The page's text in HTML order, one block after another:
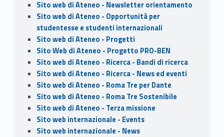
Sito web di Ateneo - Newsletter orientamento
Sito web di Ateneo - Opportunità per
studentesse e studenti internazionali
Sito web di Ateneo - Progetti
Sito Web di Ateneo - Progetto PRO-BEN
Sito web di Ateneo - Ricerca - Bandi di ricerca
Sito web di Ateneo - Ricerca - News ed eventi
Sito web di Ateneo - Roma Tre per Dante
Sito web di Ateneo - Roma Tre Sostenibile
Sito web di Ateneo - Terza missione
Sito web internazionale - Events
Sito web internazionale - News